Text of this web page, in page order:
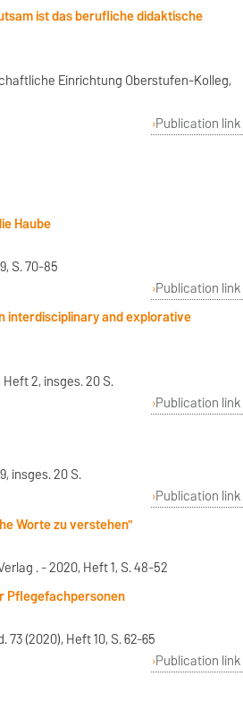
ist das berufliche didaktische
Einrichtung Oberstufen-Kolleg,
Publication link
Haube
S. 70-85
Publication link
interdisciplinary and explorative
2, insges. 20 S.
Publication link
insges. 20 S.
Publication link
Worte zu verstehen"
. - 2020, Heft 1, S. 48-52
Pflegefachpersonen
(2020), Heft 10, S. 62-65
Publication link